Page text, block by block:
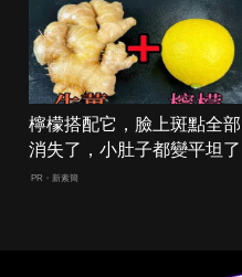
檸檬搭配它，臉上斑點全部
消失了，小肚子都變平坦了
PR・新素簡